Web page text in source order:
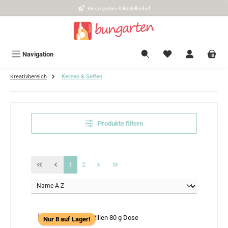
Kindergarten- & Bastelbedarf
Navigation
Kreativbereich Kerzen & Seifen
Produkte filtern
Seite
1 Seite
2
Nur 8 auf Lager!